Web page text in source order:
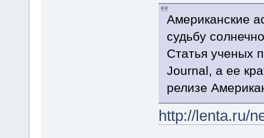
Американские
судьбу
Статья ученых
Journal, а ее
релизе
http://lenta.ru/